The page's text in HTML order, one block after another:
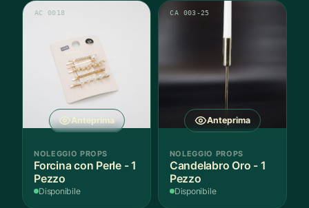
Anteprima
AC 0018
NOLEGGIO PROPS
Forcina con Perle - 1
Pezzo
Disponibile
Anteprima
CA 003-25
NOLEGGIO PROPS
Candelabro Oro - 1
Pezzo
Disponibile